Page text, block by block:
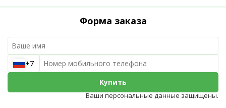
Форма заказа
+7
Купить
Ваши персональные данные защищены.